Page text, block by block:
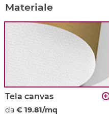
Materiale
Tela canvas
da € 19.81/mq